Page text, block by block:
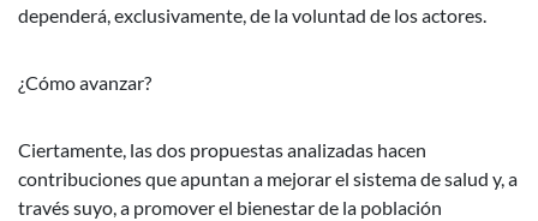
dependerá, exclusivamente, de la voluntad de los actores.
¿Cómo avanzar?
Ciertamente, las dos propuestas analizadas hacen
contribuciones que apuntan a mejorar el sistema de salud y, a
través suyo, a promover el bienestar de la población